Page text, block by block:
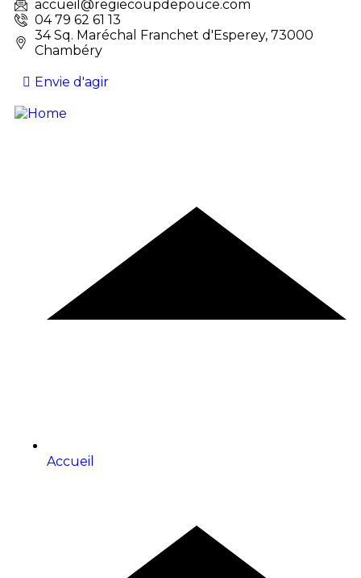
accueil@regiecoupdepouce.com
04 79 62 61 13
34 Sq. Maréchal Franchet d'Esperey, 73000
Chambéry
Envie d'agir
Accueil